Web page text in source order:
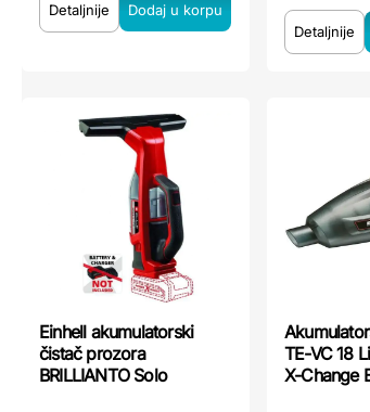
Detaljnije
Detaljnije
Einhell akumulatorski
čistač prozora
BRILLIANTO Solo
TE-VC 18
X-Change